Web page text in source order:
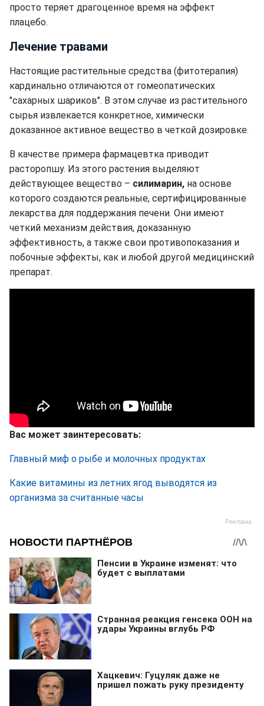
просто теряет драгоценное время на эффект
плацебо.
Лечение травами
Настоящие растительные средства (фитотерапия)
кардинально отличаются от гомеопатических
"сахарных шариков". В этом случае из растительного
сырья извлекается конкретное, химически
доказанное активное вещество в четкой дозировке.
В качестве примера фармацевтка приводит
расторопшу. Из этого растения выделяют
действующее вещество – силимарин, на основе
которого создаются реальные, сертифицированные
лекарства для поддержания печени. Они имеют
четкий механизм действия, доказанную
эффективность, а также свои противопоказания и
побочные эффекты, как и любой другой медицинский
препарат.
Вас может заинтересовать:
Главный миф о рыбе и молочных продуктах
Какие витамины из летних ягод выводятся из
организма за считанные часы